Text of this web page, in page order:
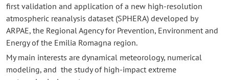
first validation and application of a new high-resolution
atmospheric reanalysis dataset (SPHERA) developed by
ARPAE, the Regional Agency for Prevention, Environment and
Energy of the Emilia Romagna region.
My main interests are dynamical meteorology, numerical
modeling, and the study of high-impact extreme